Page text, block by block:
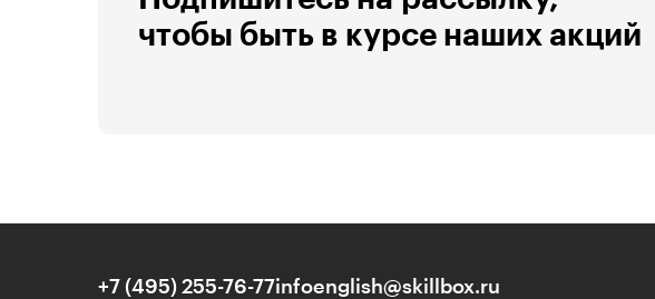
чтобы быть в курсе наших акций
+7 (495) 255-76-77infoenglish@skillbox.ru